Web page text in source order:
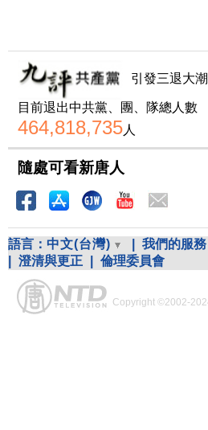
引發三退大潮
目前退出中共黨、團、隊總人數
464,818,735人
隨處可看新唐人
語言： 中文(台灣) 我們的服務
澄清與更正 倫理委員會
Copyright ©2002-